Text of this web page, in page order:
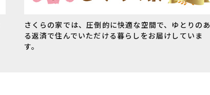
さくらの家では、圧倒的に快適な空間で、ゆとりのあ
る返済で住んでいただける暮らしをお届けしていま
す。